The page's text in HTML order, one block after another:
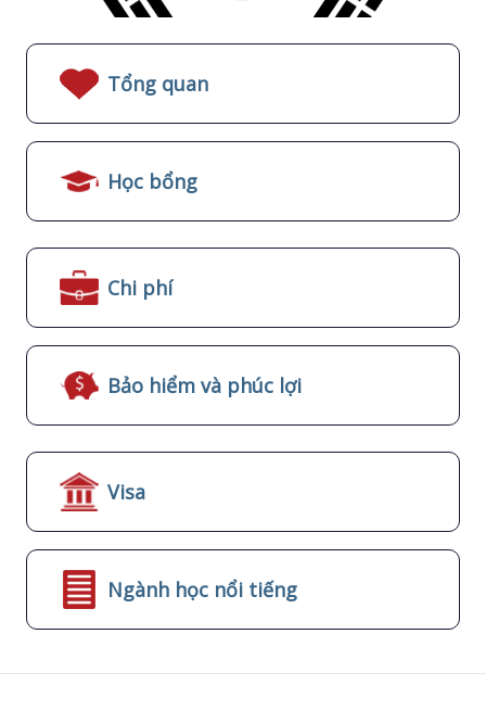
Tổng quan
Học bổng
Chi phí
Bảo hiểm và phúc lợi
Visa
Ngành học nổi tiếng